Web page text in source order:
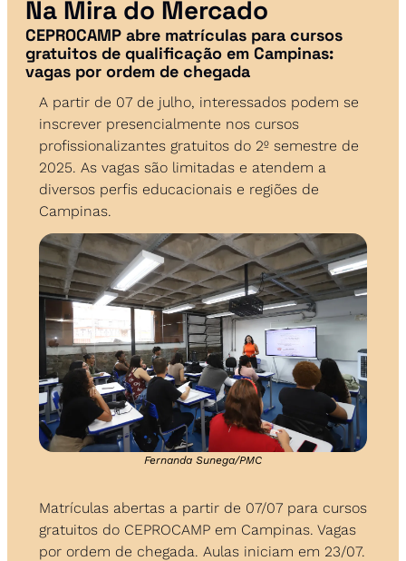
Na Mira do Mercado
CEPROCAMP abre matrículas para cursos
gratuitos de qualificação em Campinas:
vagas por ordem de chegada
A partir de 07 de julho, interessados podem se
inscrever presencialmente nos cursos
profissionalizantes gratuitos do 2º semestre de
2025. As vagas são limitadas e atendem a
diversos perfis educacionais e regiões de
Campinas.
Fernanda Sunega/PMC
Matrículas abertas a partir de 07/07 para cursos
gratuitos do CEPROCAMP em Campinas. Vagas
por ordem de chegada. Aulas iniciam em 23/07.